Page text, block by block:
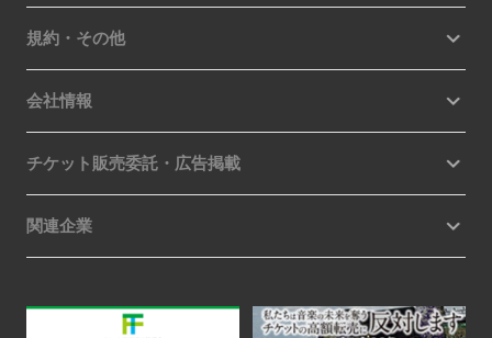
規約・その他
会社情報
チケット販売委託・広告掲載
関連企業